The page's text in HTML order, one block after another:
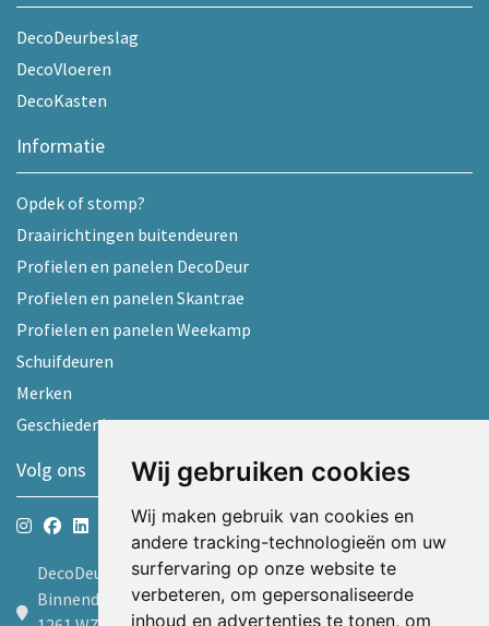
Wij gebruiken cookies
Wij maken gebruik van cookies en
andere tracking-technologieën om uw
surfervaring op onze website te
verbeteren, om gepersonaliseerde
inhoud en advertenties te tonen, om
DecoDeurbeslag
DecoVloeren
DecoKasten
Informatie
Opdek of stomp?
Draairichtingen buitendeuren
Profielen en panelen DecoDeur
Profielen en panelen Skantrae
Profielen en panelen Weekamp
Schuifdeuren
Merken
Geschiedenis
Volg ons
DecoDeur B.V.
Binnendelta 9d